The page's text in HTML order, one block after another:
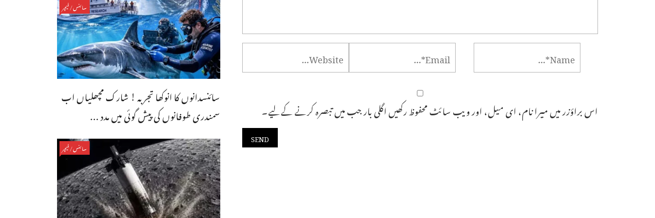
اس براؤزر میں میرا نام، ای میل، اور ویب سائٹ محفوظ رکھیں اگلی بار جب میں تبصرہ کرنے کےلیے۔
سائنس/فیچر
سائنسدانوں کا انوکھا تجربہ ! شارک مچھلیاں اب
سمندری طوفانوں کی پیش گوئی میں مدد ...
سائنس/فیچر